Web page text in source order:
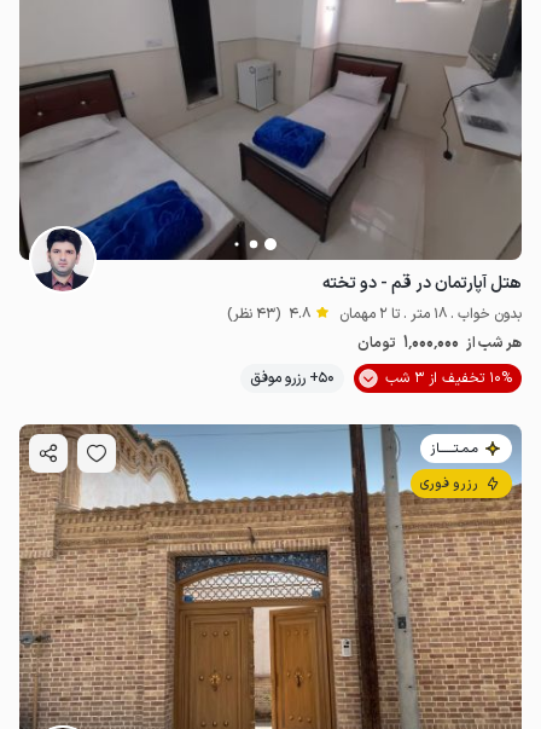
هتل آپارتمان در قم - دو تخته
بدون خواب . 18 متر . تا 2 مهمان 4.8 (43 نظر)
هر شب از 1٬000٬000 تومان
10% تخفیف از 3 شب
50+ رزرو موفق
مـمـتــــــاز
رزرو فوری